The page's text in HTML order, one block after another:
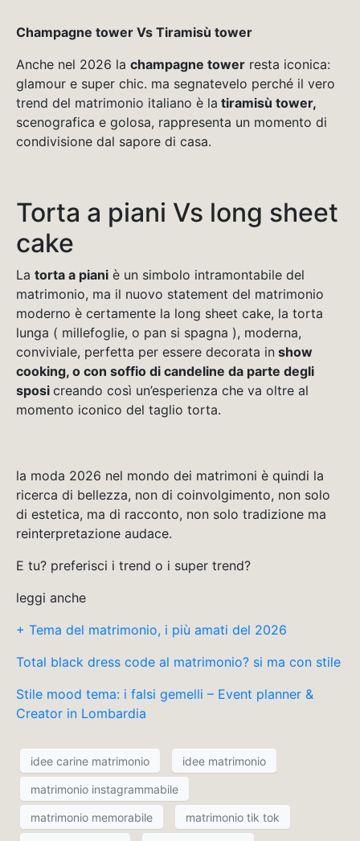
Champagne tower Vs Tiramisù tower
Anche nel 2026 la champagne tower resta iconica:
glamour e super chic. ma segnatevelo perché il vero
trend del matrimonio italiano è la tiramisù tower,
scenografica e golosa, rappresenta un momento di
condivisione dal sapore di casa.
Torta a piani Vs long sheet
cake
La torta a piani è un simbolo intramontabile del
matrimonio, ma il nuovo statement del matrimonio
moderno è certamente la long sheet cake, la torta
lunga ( millefoglie, o pan si spagna ), moderna,
conviviale, perfetta per essere decorata in show
cooking, o con soffio di candeline da parte degli
sposi creando così un’esperienza che va oltre al
momento iconico del taglio torta.
la moda 2026 nel mondo dei matrimoni è quindi la
ricerca di bellezza, non di coinvolgimento, non solo
di estetica, ma di racconto, non solo tradizione ma
reinterpretazione audace.
E tu? preferisci i trend o i super trend?
leggi anche
+ Tema del matrimonio, i più amati del 2026
Total black dress code al matrimonio? si ma con stile
Stile mood tema: i falsi gemelli – Event planner &
Creator in Lombardia
idee carine matrimonio idee matrimonio
matrimonio instagrammabile
matrimonio memorabile matrimonio tik tok